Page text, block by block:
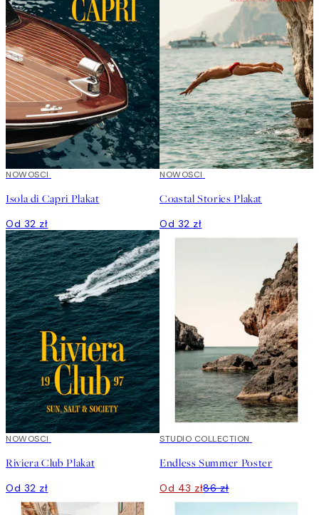
NOWOSCI
Isola di Capri Plakat
Od 32 zł
NOWOSCI
Coastal Stories Plakat
Od 32 zł
NOWOSCI
Riviera Club Plakat
Od 32 zł
50%*
STUDIO COLLECTION
Endless Summer Poster
Od 43 zł86 zł